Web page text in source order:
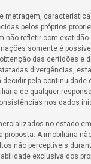
metragem,
pelos próprios
não refletir com
somente é
das certidões e
divergências,
decidir pela continuidade
de qualquer
nos dados
no estado
proposta. A imobiliária
não perceptíveis
exclusiva dos